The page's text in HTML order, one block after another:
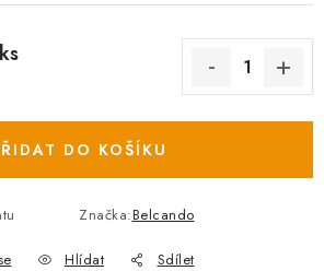
DO KOŠÍKU
Značka:Belcando
Hlídat Sdílet